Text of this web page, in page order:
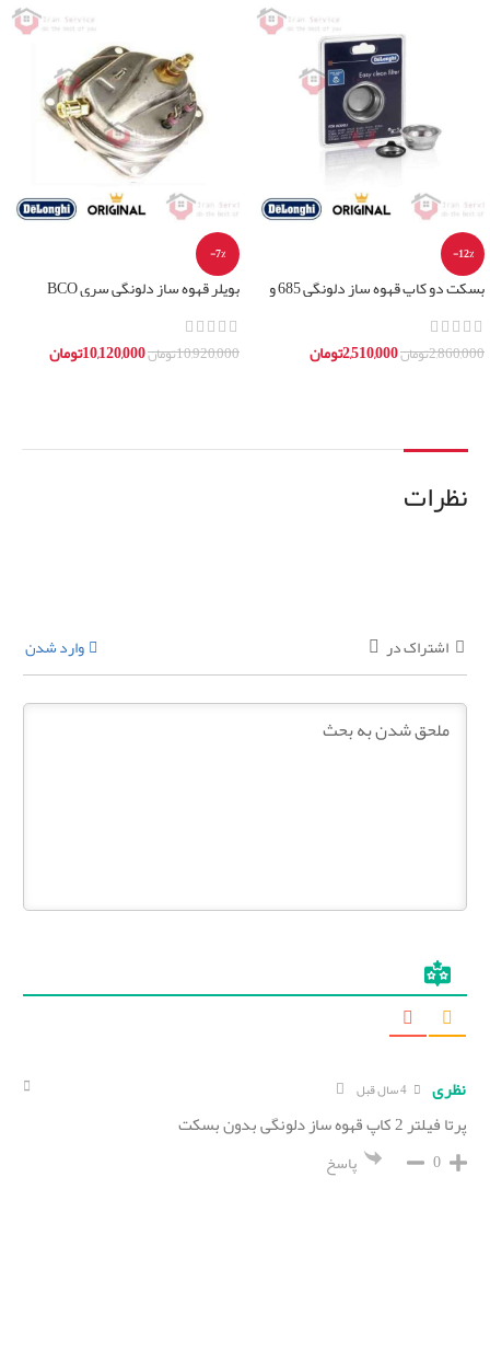
-12%
بسکت دو کاپ قهوه ساز دلونگی 685 و
850- بسکت دبل قهوه ساز دلونگی
2,860,000تومان2,510,000تومان
-7%
بویلر قهوه ساز دلونگی سری BCO
10,920,000تومان10,120,000تومان
نظرات
اشتراک در وارد شدن
نظری
پرتا فیلتر 2 کاپ قهوه ساز دلونگی بدون بسکت
0 پاسخ